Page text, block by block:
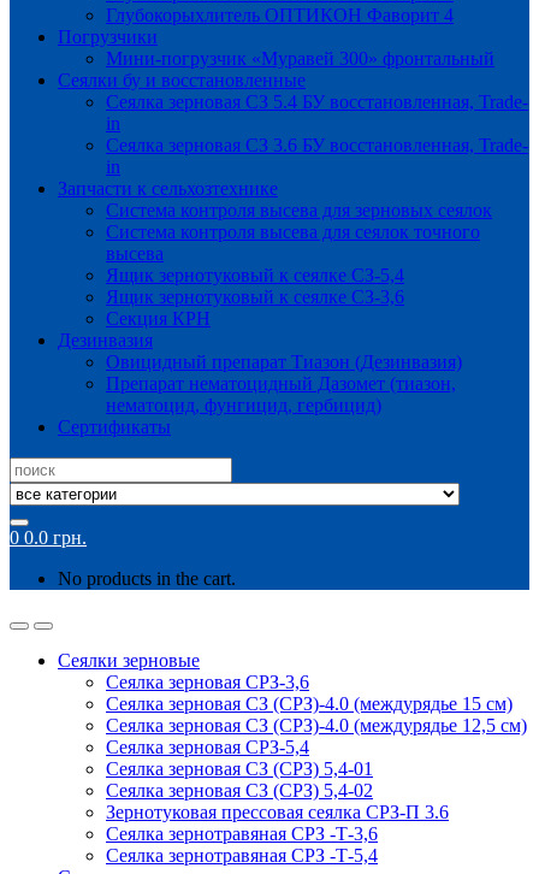
Глубокорыхлитель ОПТИКОН Фаворит 4
Погрузчики
Мини-погрузчик «Муравей 300» фронтальный
Сеялки бу и восстановленные
Сеялка зерновая СЗ 5.4 БУ восстановленная, Trade-
in
Сеялка зерновая СЗ 3.6 БУ восстановленная, Trade-
in
Запчасти к сельхозтехнике
Система контроля высева для зерновых сеялок
Система контроля высева для сеялок точного
высева
Ящик зернотуковый к сеялке СЗ-5,4
Ящик зернотуковый к сеялке СЗ-3,6
Секция КРН
Дезинвазия
Овицидный препарат Тиазон (Дезинвазия)
Препарат нематоцидный Дазомет (тиазон,
нематоцид, фунгицид, гербицид)
Сертификаты
Search
for:
0 0.0 грн.
No products in the cart.
Сеялки зерновые
Сеялка зерновая СРЗ-3,6
Сеялка зерновая СЗ (СРЗ)-4.0 (междурядье 15 см)
Сеялка зерновая СЗ (СРЗ)-4.0 (междурядье 12,5 см)
Сеялка зерновая СРЗ-5,4
Сеялка зерновая СЗ (СРЗ) 5,4-01
Сеялка зерновая СЗ (СРЗ) 5,4-02
Зернотуковая прессовая сеялка СРЗ-П 3.6
Сеялка зернотравяная СРЗ -Т-3,6
Сеялка зернотравяная СРЗ -Т-5,4